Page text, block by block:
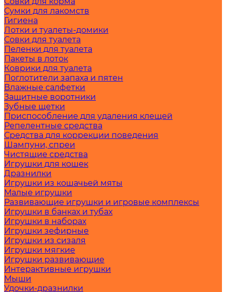
Сумки для лакомств
Гигиена
Лотки и туалеты-домики
Совки для туалета
Пеленки для туалета
Пакеты в лоток
Коврики для туалета
Поглотители запаха и пятен
Влажные салфетки
Защитные воротники
Зубные щетки
Приспособление для удаления клещей
Репелентные средства
Средства для коррекции поведения
Шампуни, спреи
Чистящие средства
Игрушки для кошек
Дразнилки
Игрушки из кошачьей мяты
Малые игрушки
Развивающие игрушки и игровые комплексы
Игрушки в банках и тубах
Игрушки в наборах
Игрушки зефирные
Игрушки из сизаля
Игрушки мягкие
Игрушки развивающие
Интерактивные игрушки
Мыши
Удочки-дразнилки